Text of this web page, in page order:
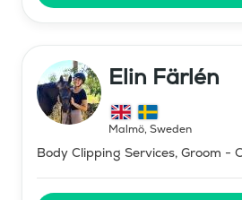
Elin Färlén
Malmö, Sweden
Body Clipping Services, Groom -